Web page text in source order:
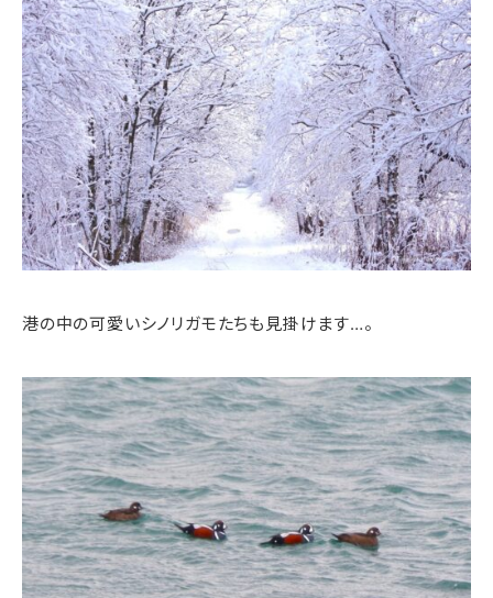
港の中の可愛いシノリガモたちも見掛けます…。